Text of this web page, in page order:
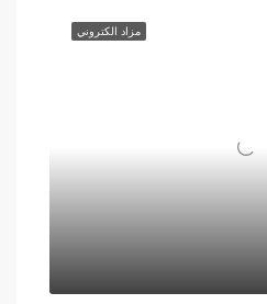
مزاد الكتروني